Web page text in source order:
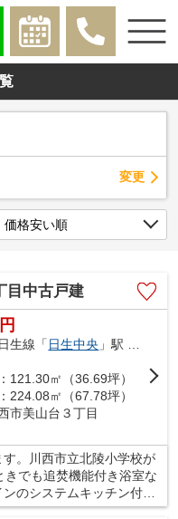
変更
目中古戸建
生線「 日生中央 」駅 徒歩15分
121.30㎡（36.69坪）
224.08㎡（67.78坪）
市美山台３丁目
。川西市立北陵小学校が
でも追焚機能付き浴室な
のシステムキッチン付き
一戸建ての物件です。川